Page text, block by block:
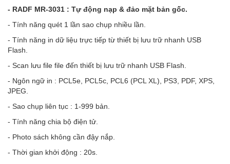
- RADF MR-3031 : Tự động nạp & đảo mặt bản gốc.
- Tính năng quét 1 lần sao chụp nhiều lần.
- Tính năng in dữ liệu trực tiếp từ thiết bị lưu trữ nhanh USB
Flash.
- Scan lưu file file đến thiết bị lưu trữ nhanh USB Flash.
- Ngôn ngữ in : PCL5e, PCL5c, PCL6 (PCL XL), PS3, PDF, XPS,
JPEG.
- Sao chụp liên tục : 1-999 bản.
- Tính năng chia bộ điện tử.
- Photo sách không cần đậy nắp.
- Thời gian khởi động : 20s.